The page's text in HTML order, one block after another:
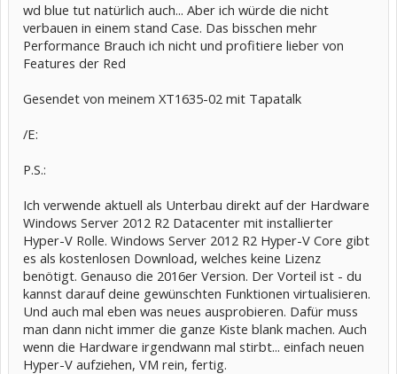
wd blue tut natürlich auch... Aber ich würde die nicht
verbauen in einem stand Case. Das bisschen mehr
Performance Brauch ich nicht und profitiere lieber von
Features der Red
Gesendet von meinem XT1635-02 mit Tapatalk
/E:
P.S.:
Ich verwende aktuell als Unterbau direkt auf der Hardware
Windows Server 2012 R2 Datacenter mit installierter
Hyper-V Rolle. Windows Server 2012 R2 Hyper-V Core gibt
es als kostenlosen Download, welches keine Lizenz
benötigt. Genauso die 2016er Version. Der Vorteil ist - du
kannst darauf deine gewünschten Funktionen virtualisieren.
Und auch mal eben was neues ausprobieren. Dafür muss
man dann nicht immer die ganze Kiste blank machen. Auch
wenn die Hardware irgendwann mal stirbt... einfach neuen
Hyper-V aufziehen, VM rein, fertig.